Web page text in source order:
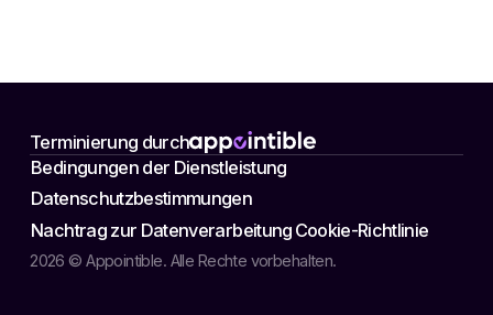
Terminierung durch
2026 © Appointible. Alle Rechte vorbehalten.
Bedingungen der Dienstleistung
Datenschutzbestimmungen
Nachtrag zur Datenverarbeitung Cookie-Richtlinie